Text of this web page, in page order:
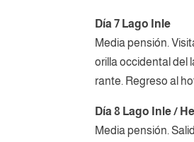
Día 7 Lago Inle
Media pensión.
orilla occidental del
rante. Regreso al
Día 8 Lago Inle /
Media pensión.